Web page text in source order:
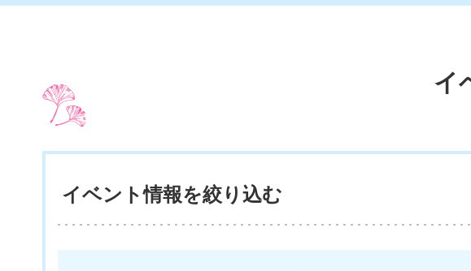
イ
イベント情報を絞り込む